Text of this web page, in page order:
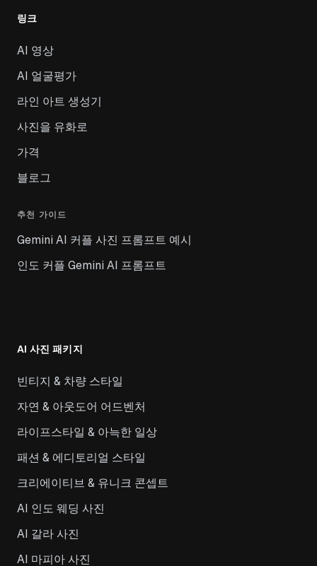
링크
AI 영상
AI 얼굴평가
라인 아트 생성기
사진을 유화로
가격
블로그
추천 가이드
Gemini AI 커플 사진 프롬프트 예시
인도 커플 Gemini AI 프롬프트
AI 사진 패키지
빈티지 & 차량 스타일
자연 & 아웃도어 어드벤처
라이프스타일 & 아늑한 일상
패션 & 에디토리얼 스타일
크리에이티브 & 유니크 콘셉트
AI 인도 웨딩 사진
AI 갈라 사진
AI 마피아 사진